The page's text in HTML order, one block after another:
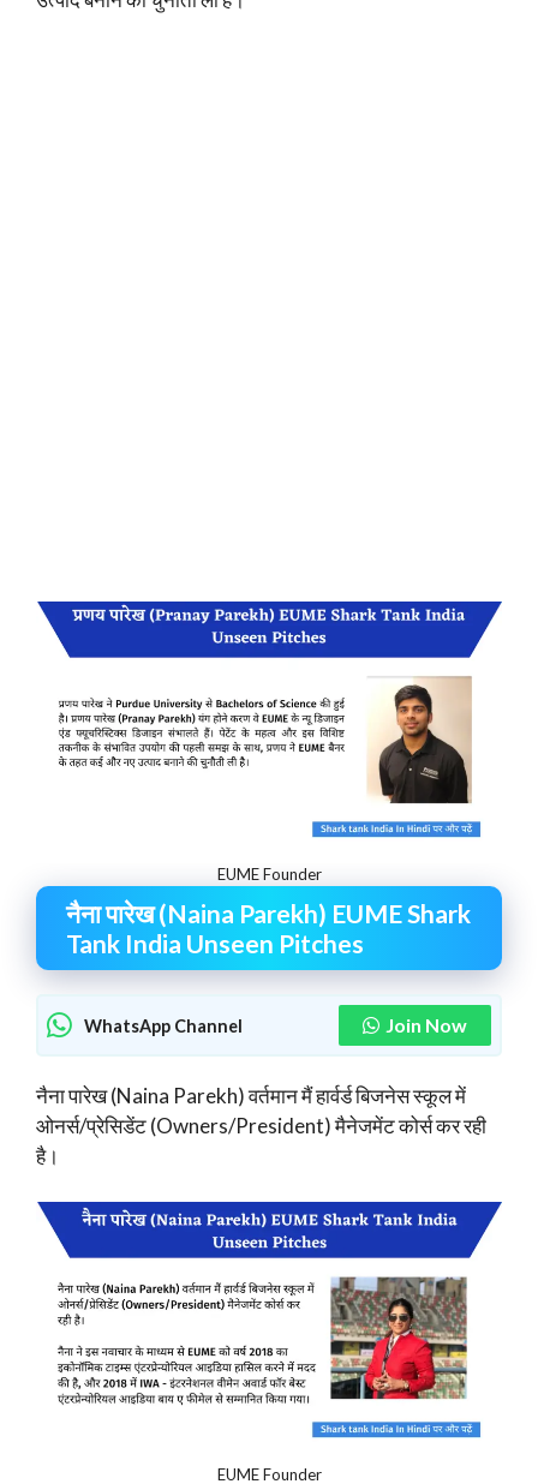
EUME Founder
नैना पारेख (Naina Parekh) EUME Shark
Tank India Unseen Pitches
WhatsApp Channel Join Now
नैना पारेख (Naina Parekh) वर्तमान मैं हार्वर्ड बिजनेस स्कूल में
ओनर्स/प्रेसिडेंट (Owners/President) मैनेजमेंट कोर्स कर रही
है।
EUME Founder